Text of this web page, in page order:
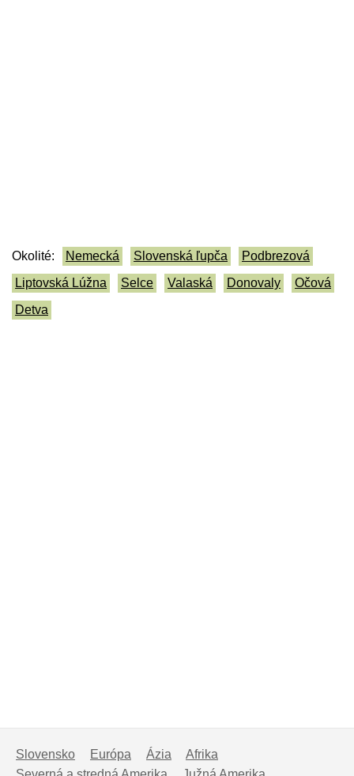
Okolité: Nemecká Slovenská ľupča
Podbrezová
Liptovská Lúžna
Selce Valaská Donovaly
Očová
Detva
Slovensko Európa Ázia
Afrika